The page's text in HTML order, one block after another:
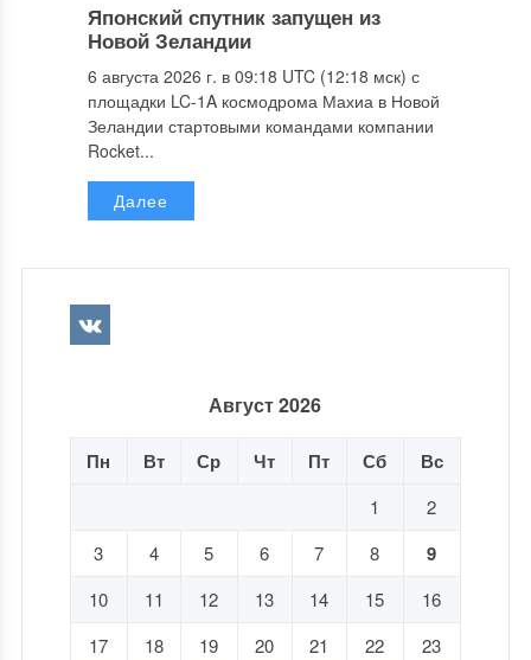
Японский спутник запущен из
Новой Зеландии
6 августа 2026 г. в 09:18 UTC (12:18 мск) с
площадки LC-1A космодрома Махиа в Новой
Зеландии стартовыми командами компании
Rocket...
Далее
Август 2026
Пн Вт Ср Чт Пт Сб Вс
1
2
3
4 5 6 7 8 9
10 11 12 13 14 15
16
17
18 19 20 21 22
23